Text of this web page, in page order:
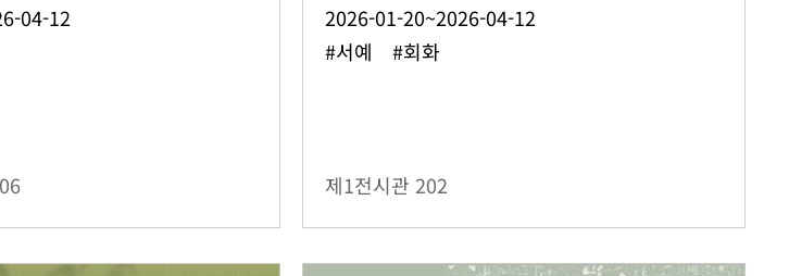
04-12
2026-01-20~2026-04-12
#서예 #회화
제1전시관 202